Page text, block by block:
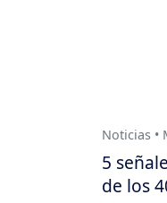
Noticias •
5
de los